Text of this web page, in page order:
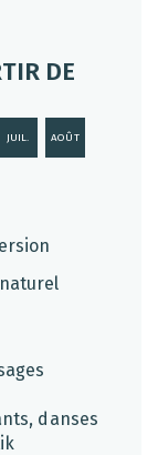
DE
JUIL. AOÛT
danses